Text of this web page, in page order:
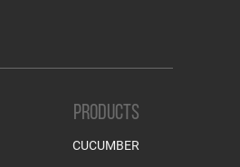
PRODUCTS
CUCUMBER